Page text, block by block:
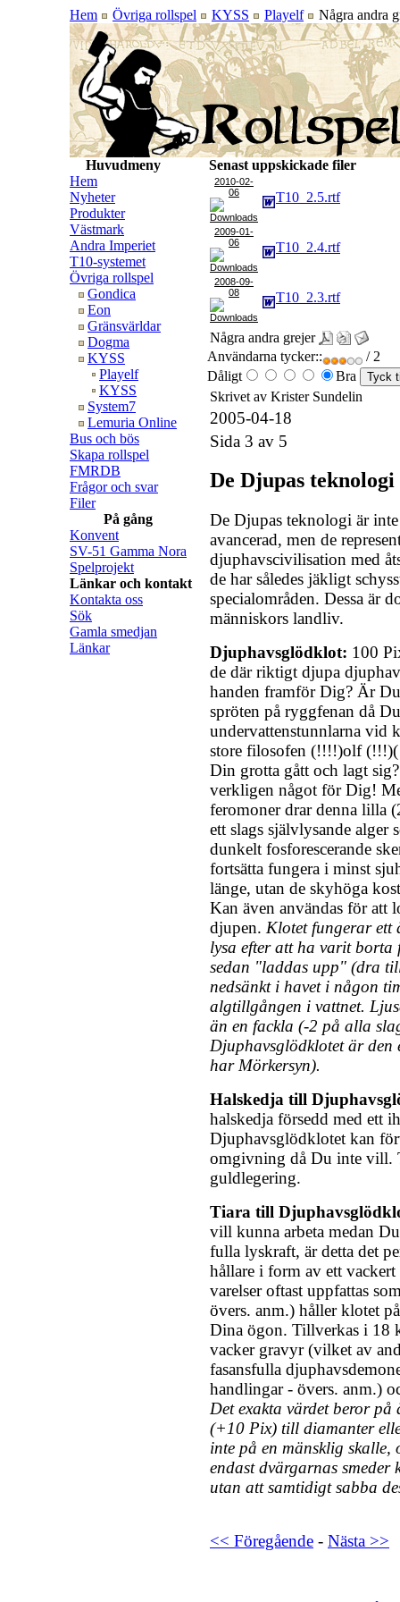
Hem Övriga rollspel KYSS Playelf Några andra
Huvudmeny
Hem
Nyheter
Produkter
Västmark
Andra Imperiet
T10-systemet
Övriga rollspel
Gondica
Eon
Gränsvärldar
Dogma
KYSS
Playelf
KYSS
System7
Lemuria Online
Bus och bös
Skapa rollspel
FMRDB
Frågor och svar
Filer
På gång
Konvent
SV-51 Gamma Nora
Spelprojekt
Länkar och kontakt
Kontakta oss
Sök
Gamla smedjan
Länkar
Senast uppskickade filer
2010-02-
06
T10_2.5.rtf
2009-01-
06
T10_2.4.rtf
2008-09-
08
T10_2.3.rtf
Några andra grejer
Användarna tycker::
/ 2
Dåligt
Bra
Skrivet av Krister Sundelin
2005-04-18
Sida 3 av 5
De Djupas teknologi
De Djupas teknologi är
avancerad, men de
djuphavscivilisation med
de har således jäkligt
specialområden. Dessa är
människors landliv.
Djuphavsglödklot: 100
de där riktigt djupa
handen framför Dig? Är
spröten på ryggfenan då
undervattenstunnlarna vid
store filosofen (!!!!)olf
Din grotta gått och lagt
verkligen något för Dig!
feromoner drar denna lilla
ett slags självlysande alger
dunkelt fosforescerande
fortsätta fungera i minst
länge, utan de skyhöga
Kan även användas för att
djupen. Klotet fungerar ett
lysa efter att ha varit borta
sedan "laddas upp" (dra
nedsänkt i havet i någon
algtillgången i vattnet.
än en fackla (-2 på alla
Djuphavsglödklotet är
har Mörkersyn).
Halskedja till
halskedja försedd med ett
Djuphavsglödklotet kan
omgivning då Du inte vill.
guldlegering.
Tiara till
vill kunna arbeta medan
fulla lyskraft, är detta det
hållare i form av ett
varelser oftast uppfattas
övers. anm.) håller klotet
Dina ögon. Tillverkas i 18
vacker gravyr (vilket av
fasansfulla
handlingar - övers. anm.)
Det exakta värdet beror
(+10 Pix) till diamanter
inte på en mänsklig
endast dvärgarnas
utan att samtidigt sabba
<< Föregående - Nästa >>